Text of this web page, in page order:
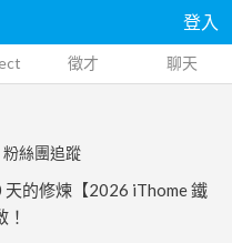
登入
徵才 聊天
絲團追蹤
的修煉【2026 iThome 鐵